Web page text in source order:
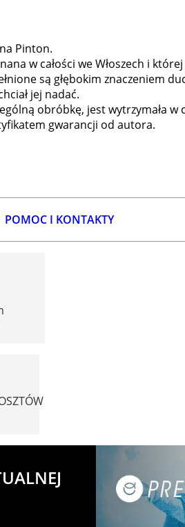
Pinton.
w całości we Włoszech i
są głębokim znaczeniem
jej nadać.
obróbkę, jest wytrzymała w
gwarancji od autora.
POMOC I KONTAKTY